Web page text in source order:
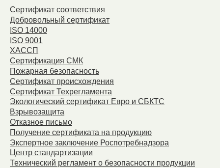
Сертификат соответствия
Добровольный сертификат
ISO 14000
ISO 9001
ХАССП
Сертификация СМК
Пожарная безопасность
Сертификат происхождения
Сертификат Техрегламента
Экологический сертификат Евро и СБКТС
Взрывозащита
Отказное письмо
Получение сертификата на продукцию
Экспертное заключение Роспотребнадзора
Центр стандартизации
Технический регламент о безопасности продукции